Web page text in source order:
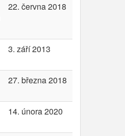
22. června 2018
3. září 2013
27. března 2018
14. února 2020